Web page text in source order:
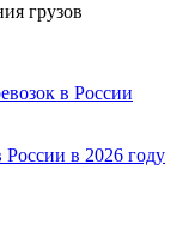
грузов
в 2026 году